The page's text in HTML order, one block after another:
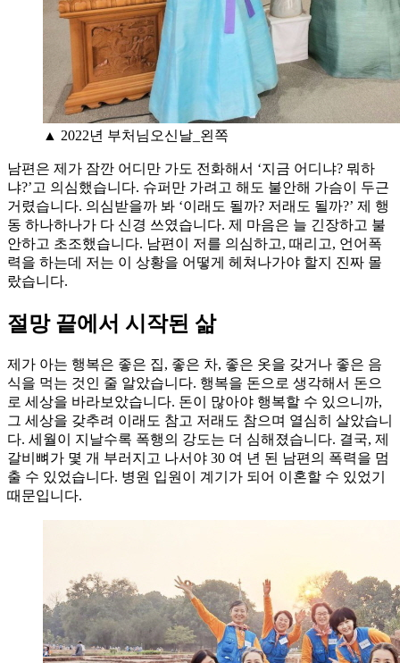
▲ 2022년 부처님오신날_왼쪽
남편은 제가 잠깐 어디만 가도 전화해서 ‘지금 어디냐? 뭐하
냐?’고 의심했습니다. 슈퍼만 가려고 해도 불안해 가슴이 두근
거렸습니다. 의심받을까 봐 ‘이래도 될까? 저래도 될까?’ 제 행
동 하나하나가 다 신경 쓰였습니다. 제 마음은 늘 긴장하고 불
안하고 초조했습니다. 남편이 저를 의심하고, 때리고, 언어폭
력을 하는데 저는 이 상황을 어떻게 헤쳐나가야 할지 진짜 몰
랐습니다.
절망 끝에서 시작된 삶
제가 아는 행복은 좋은 집, 좋은 차, 좋은 옷을 갖거나 좋은 음
식을 먹는 것인 줄 알았습니다. 행복을 돈으로 생각해서 돈으
로 세상을 바라보았습니다. 돈이 많아야 행복할 수 있으니까,
그 세상을 갖추려 이래도 참고 저래도 참으며 열심히 살았습니
다. 세월이 지날수록 폭행의 강도는 더 심해졌습니다. 결국, 제
갈비뼈가 몇 개 부러지고 나서야 30 여 년 된 남편의 폭력을 멈
출 수 있었습니다. 병원 입원이 계기가 되어 이혼할 수 있었기
때문입니다.